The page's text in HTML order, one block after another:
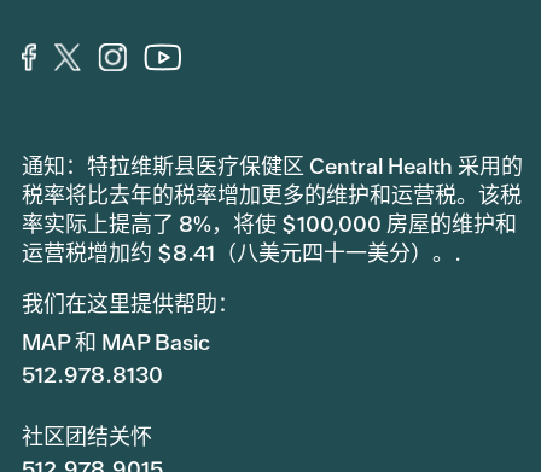
通知：特拉维斯县医疗保健区 Central Health 采用的
税率将比去年的税率增加更多的维护和运营税。该税
率实际上提高了 8%，将使 $100,000 房屋的维护和
运营税增加约 $8.41（八美元四十一美分）。.
我们在这里提供帮助：
MAP 和 MAP Basic
512.978.8130
社区团结关怀